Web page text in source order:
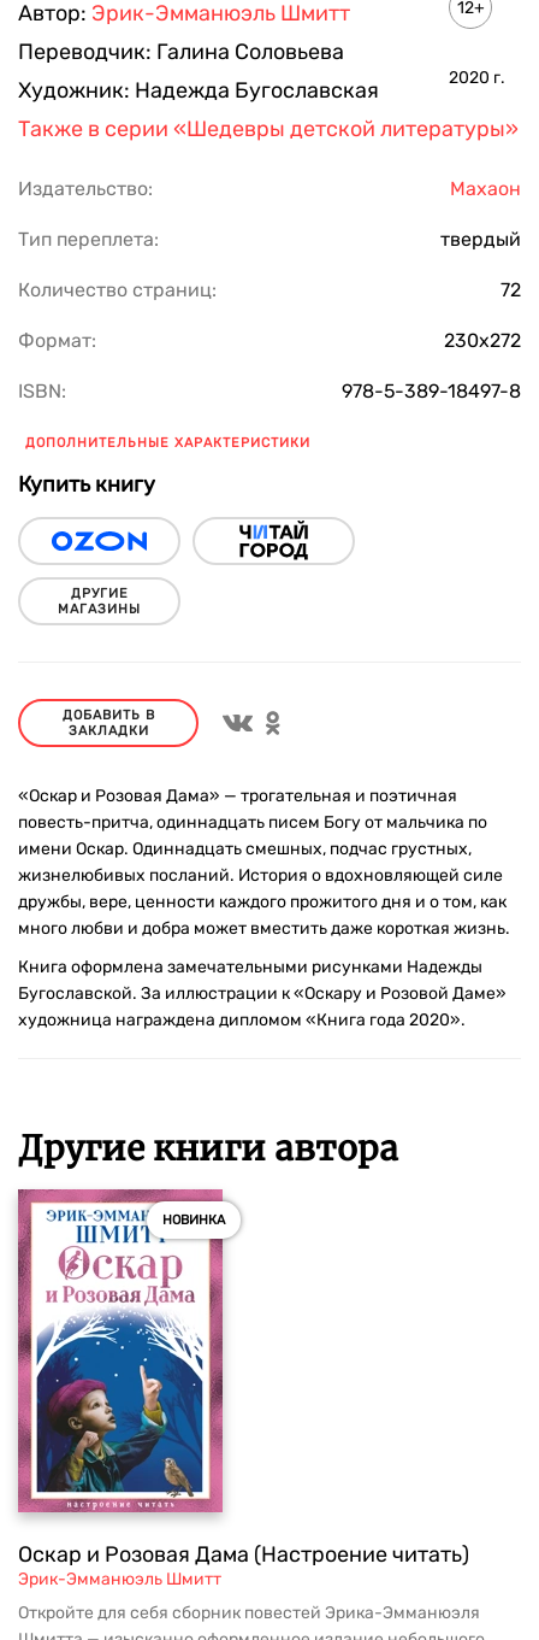
Автор: Эрик-Эмманюэль Шмитт
Переводчик: Галина Соловьева
Художник: Надежда Бугославская
12+
2020 г.
Также в серии «Шедевры детской литературы»
Издательство: Махаон
Тип переплета: твердый
Количество страниц: 72
Формат: 230х272
ISBN: 978-5-389-18497-8
ДОПОЛНИТЕЛЬНЫЕ ХАРАКТЕРИСТИКИ
Купить книгу
ДРУГИЕ
МАГАЗИНЫ
ДОБАВИТЬ В
ЗАКЛАДКИ
«Оскар и Розовая Дама» — трогательная и поэтичная
повесть-притча, одиннадцать писем Богу от мальчика по
имени Оскар. Одиннадцать смешных, подчас грустных,
жизнелюбивых посланий. История о вдохновляющей силе
дружбы, вере, ценности каждого прожитого дня и о том, как
много любви и добра может вместить даже короткая жизнь.
Книга оформлена замечательными рисунками Надежды
Бугославской. За иллюстрации к «Оскару и Розовой Даме»
художница награждена дипломом «Книга года 2020».
Другие книги автора
НОВИНКА
Оскар и Розовая Дама (Настроение читать)
Эрик-Эмманюэль Шмитт
Откройте для себя сборник повестей Эрика-Эмманюэля